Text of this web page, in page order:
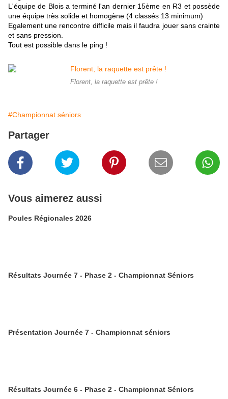
L'équipe de Blois a terminé l'an dernier 15ème en R3 et possède
une équipe très solide et homogène (4 classés 13 minimum)
Egalement une rencontre difficile mais il faudra jouer sans crainte
et sans pression.
Tout est possible dans le ping !
Florent, la raquette est prête !
#Championnat séniors
Partager
Vous aimerez aussi
Poules Régionales 2026
Résultats Journée 7 - Phase 2 - Championnat Séniors
Présentation Journée 7 - Championnat séniors
Résultats Journée 6 - Phase 2 - Championnat Séniors